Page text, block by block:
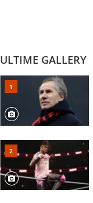
ULTIME GALLERY